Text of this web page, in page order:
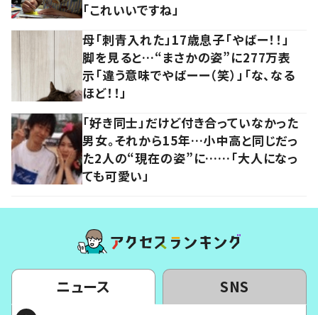
「これいいですね」
母「刺青入れた」17歳息子「やばー！！」
脚を見ると…“まさかの姿”に277万表
示「違う意味でやばーー（笑）」「な、なる
ほど！！」
「好き同士」だけど付き合っていなかった
男女。それから15年…小中高と同じだっ
た2人の“現在の姿”に……「大人になっ
ても可愛い」
ニュース SNS